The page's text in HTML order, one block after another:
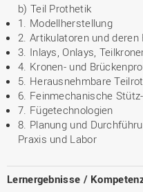
b) Teil Prothetik
1. Modellherstellung
2. Artikulatoren und deren
3. Inlays, Onlays,
4. Kronen- und
5. Herausnehmbare
6. Feinmechanische
7. Fügetechnologien
8. Planung und
Praxis und Labor
Lernergebnisse /